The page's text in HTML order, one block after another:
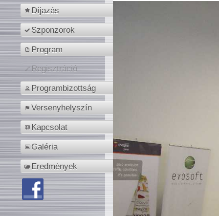
Díjazás
Szponzorok
Program
Regisztráció
Programbizottság
Versenyhelyszín
Kapcsolat
Galéria
Eredmények